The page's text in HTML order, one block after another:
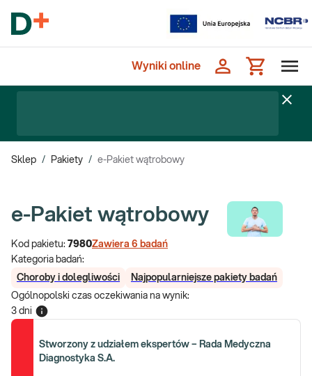
Wyniki online
Sklep / Pakiety / e-Pakiet wątrobowy
e-Pakiet wątrobowy
Kod pakietu: 7980Zawiera 6 badań
Kategoria badań:
Choroby i dolegliwości
Najpopularniejsze pakiety badań
Ogólnopolski czas oczekiwania na wynik:
3 dni
Stworzony z udziałem ekspertów – Rada Medyczna
Diagnostyka S.A.